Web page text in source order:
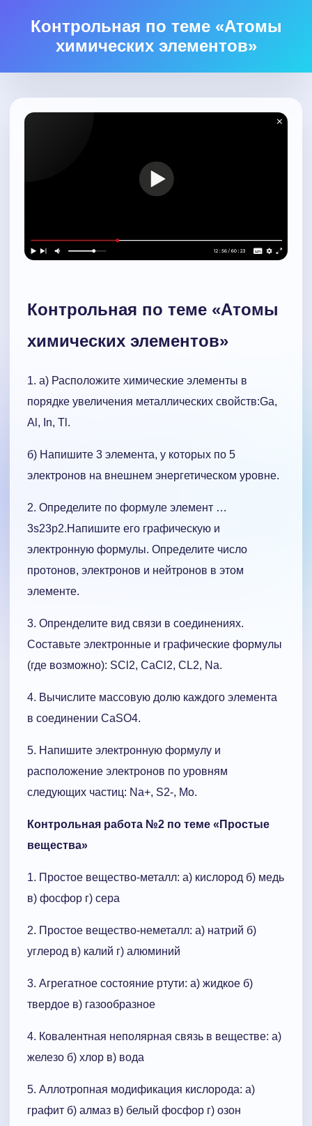
Контрольная по теме «Атомы
химических элементов»
Контрольная по теме «Атомы
химических элементов»
1. а) Расположите химические элементы в
порядке увеличения металлических свойств:Ga,
Al, In, Tl.
б) Напишите 3 элемента, у которых по 5
электронов на внешнем энергетическом уровне.
2. Определите по формуле элемент …
3s23p2.Напишите его графическую и
электронную формулы. Определите число
протонов, электронов и нейтронов в этом
элементе.
3. Опренделите вид связи в соединениях.
Составьте электронные и графические формулы
(где возможно): SCl2, CaCl2, CL2, Na.
4. Вычислите массовую долю каждого элемента
в соединении CaSO4.
5. Напишите электронную формулу и
расположение электронов по уровням
следующих частиц: Na+, S2-, Mo.
Контрольная работа №2 по теме «Простые
вещества»
1. Простое вещество-металл: а) кислород б) медь
в) фосфор г) сера
2. Простое вещество-неметалл: а) натрий б)
углерод в) калий г) алюминий
3. Агрегатное состояние ртути: а) жидкое б)
твердое в) газообразное
4. Ковалентная неполярная связь в веществе: а)
железо б) хлор в) вода
5. Аллотропная модификация кислорода: а)
графит б) алмаз в) белый фосфор г) озон